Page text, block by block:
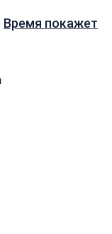
Время покажет